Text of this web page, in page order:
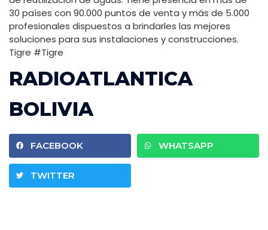
30 países con 90.000 puntos de venta y más de 5.000
profesionales dispuestos a brindarles las mejores
soluciones para sus instalaciones y construcciones.
Tigre #Tigre
RADIOATLANTICA
BOLIVIA
FACEBOOK WHATSAPP
TWITTER